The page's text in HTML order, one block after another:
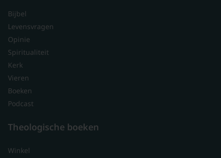
Bijbel
Levensvragen
Opinie
Spiritualiteit
Kerk
Vieren
Boeken
Podcast
Theologische boeken
Winkel